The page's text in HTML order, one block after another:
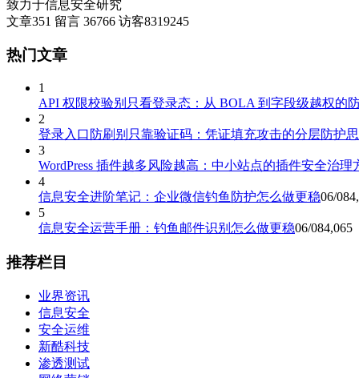
致力于信息安全研究
文章351 留言 36766 访客8319245
热门文章
1
API 权限校验别只看登录态：从 BOLA 到字段级越权的
2
登录入口防刷别只靠验证码：凭证填充攻击的分层防护
3
WordPress 插件越多风险越高：中小站点的插件安全治理
4
信息安全进阶笔记：企业微信钓鱼防护怎么做更稳06/08
5
信息安全运营手册：钓鱼邮件识别怎么做更稳06/084,065
推荐栏目
业界资讯
信息安全
安全运维
新酷科技
渗透测试